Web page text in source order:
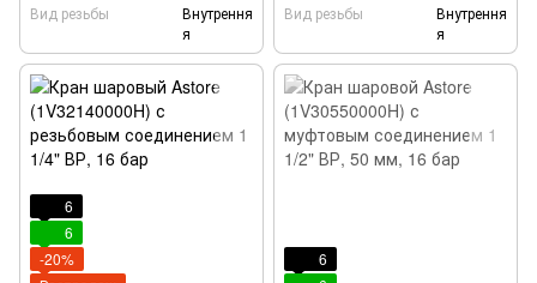
Вид резьбы
Внутрення
я
Вид резьбы
Внутрення
я
6
6
-20%
6